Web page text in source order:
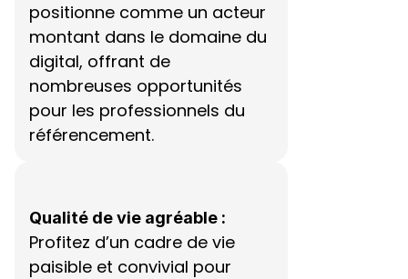
positionne comme un acteur
montant dans le domaine du
digital, offrant de
nombreuses opportunités
pour les professionnels du
référencement.
Qualité de vie agréable :
Profitez d’un cadre de vie
paisible et convivial pour